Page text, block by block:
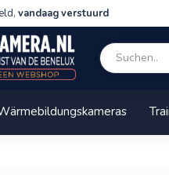
vandaag verstuurd